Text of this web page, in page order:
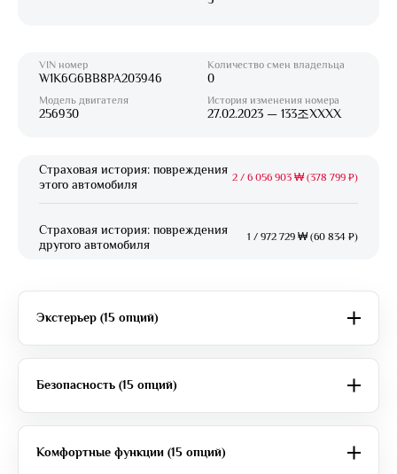
VIN номер
W1K6G6BB8PA203946
Модель двигателя
256930
Количество смен владельца
0
История изменения номера
27.02.2023 — 133조XXXX
Страховая история: повреждения
этого автомобиля
2 / 6 056 903 ₩ (378 799 ₽)
Страховая история: повреждения
другого автомобиля
1 / 972 729 ₩ (60 834 ₽)
Экстерьер (15 опций)
Безопасность (15 опций)
Комфортные функции (15 опций)